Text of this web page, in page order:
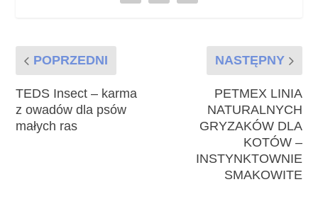
POPRZEDNI
TEDS Insect – karma
z owadów dla psów
małych ras
NASTĘPNY
PETMEX LINIA
NATURALNYCH
GRYZAKÓW DLA
KOTÓW –
INSTYNKTOWNIE
SMAKOWITE